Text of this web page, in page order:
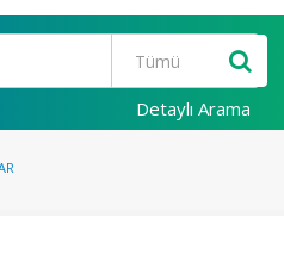
Detaylı Arama